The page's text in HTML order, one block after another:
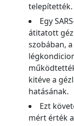
telepítették.
Egy
átitatott
szobában,
kitéve a
hatásának.
Ezt
mért érték